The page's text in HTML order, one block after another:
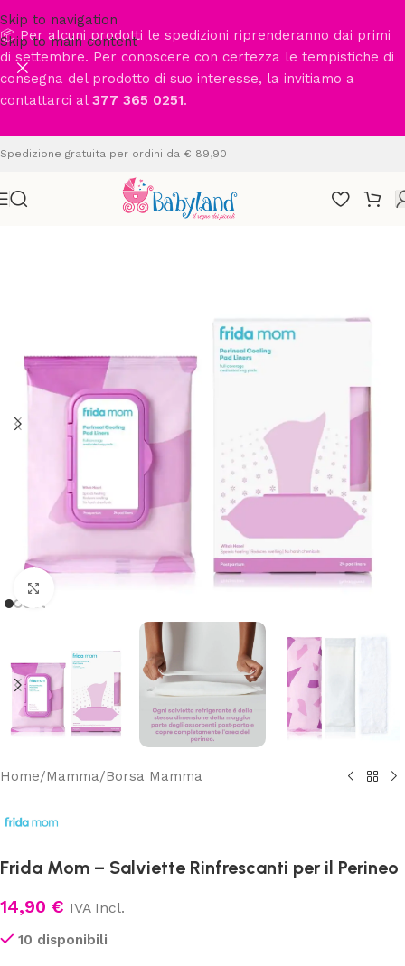
Skip to navigation
Skip to main content
📦 Per alcuni prodotti le spedizioni riprenderanno dai primi
di settembre. Per conoscere con certezza le tempistiche di
consegna del prodotto di suo interesse, la invitiamo a
contattarci al 377 365 0251.
Spedizione gratuita per ordini da € 89,90
Home/Mamma/Borsa Mamma
Frida Mom – Salviette Rinfrescanti per il Perineo
14,90 € IVA Incl.
10 disponibili